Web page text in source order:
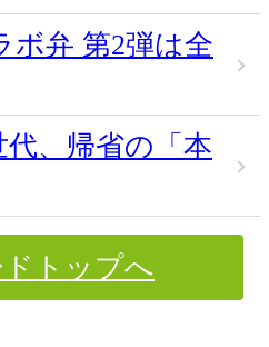
ボ弁 第2弾は全
、帰省の「本
トップへ